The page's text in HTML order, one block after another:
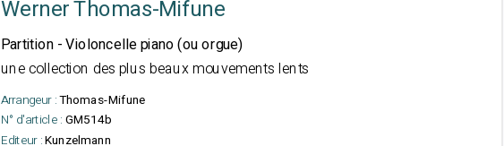
Werner Thomas-Mifune
Partition - Violoncelle piano (ou orgue)
une collection des plus beaux mouvements lents
Arrangeur :Thomas-Mifune
N° d'article : GM514b
Editeur :Kunzelmann